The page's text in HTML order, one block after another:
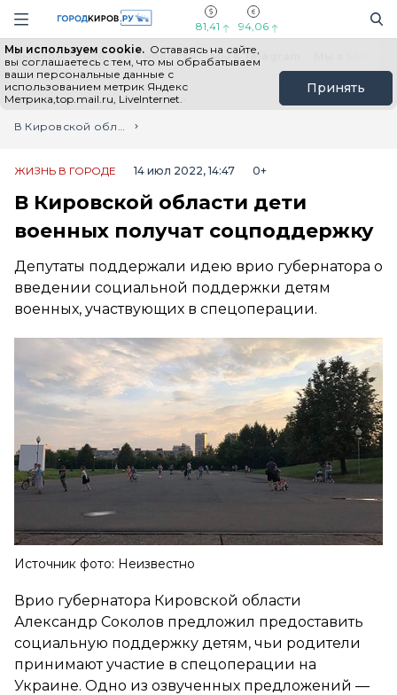
Навигация сайта
81,41 94,06
Мы используем cookie. Оставаясь на сайте,
вы соглашаетесь с тем, что мы обрабатываем
ваши персональные данные с
использованием метрик Яндекс
Метрика,top.mail.ru, LiveInternet.
Принять
Выборы - 2026 Все новости Мы в Telegram
Главная
Лента новостей
В Кировской области дети военных получат соцподдержку
ЖИЗНЬ В ГОРОДЕ 14 июл 2022, 14:47 0+
В Кировской области дети
военных получат соцподдержку
Депутаты поддержали идею врио губернатора о
введении социальной поддержки детям
военных, участвующих в спецоперации.
Источник фото: Неизвестно
Врио губернатора Кировской области
Александр Соколов предложил предоставить
социальную поддержку детям, чьи родители
принимают участие в спецоперации на
Украине. Одно из озвученных предложений —